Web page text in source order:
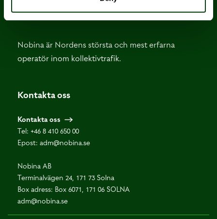
Nobina är Nordens största och mest erfarna
operatör inom kollektivtrafik.
Kontakta oss
Kontakta oss
Tel: +46 8 410 650 00
Epost: adm@nobina.se
Nobina AB
Terminalvägen 24, 171 73 Solna
Box adress: Box 6071, 171 06 SOLNA
adm@nobina.se